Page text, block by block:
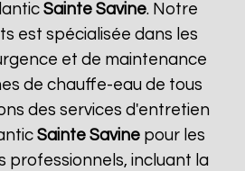
Sainte Savine. Notre
est spécialisée dans les
et de maintenance
de chauffe-eau de tous
des services d'entretien
Sainte Savinepour les
professionnels, incluant la